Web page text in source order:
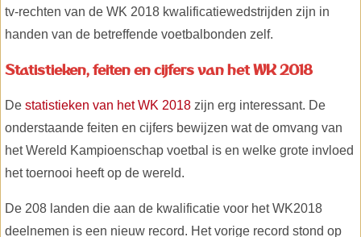
tv-rechten van de WK 2018 kwalificatiewedstrijden zijn in
handen van de betreffende voetbalbonden zelf.
Statistieken, feiten en cijfers van het WK 2018
De statistieken van het WK 2018 zijn erg interessant. De
onderstaande feiten en cijfers bewijzen wat de omvang van
het Wereld Kampioenschap voetbal is en welke grote invloed
het toernooi heeft op de wereld.
De 208 landen die aan de kwalificatie voor het WK2018
deelnemen is een nieuw record. Het vorige record stond op